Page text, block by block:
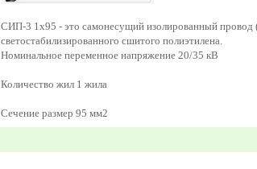
СИП-3 1х95 - это самонесущий изолированный
светостабилизированного сшитого полиэтилена.
Номинальное переменное напряжение 20/35 кВ
Количество жил 1 жила
Сечение размер 95 мм2